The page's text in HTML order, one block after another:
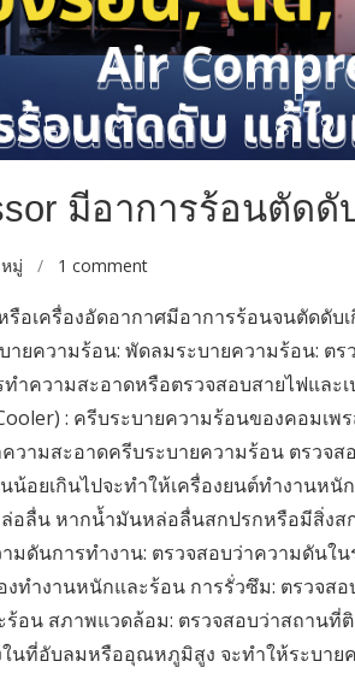
มีอาการร้อนตัด
มู่ / 1 comment
รือเครื่องอัดอากาศมีอาการร้อนจนตัดดับ
ายความร้อน: พัดลมระบายความร้อน:
ำความสะอาดหรือตรวจสอบสายไฟและ
: ครีบระบายความร้อนของคอมเพ
วามสะอาดครีบระบายความร้อน ตรว
น้อยเกินไปจะทำให้เครื่องยนต์ทำงานห
ลื่น หากน้ำมันหล่อลื่นสกปรกหรือมีสิ่งส
มดันการทำงาน: ตรวจสอบว่าความดัน
งทำงานหนักและร้อน การรั่วซึม: ตรวจ
อน สภาพแวดล้อม: ตรวจสอบว่าสถานที่
นที่อับลมหรืออุณหภูมิสูง จะทำให้ระบาย